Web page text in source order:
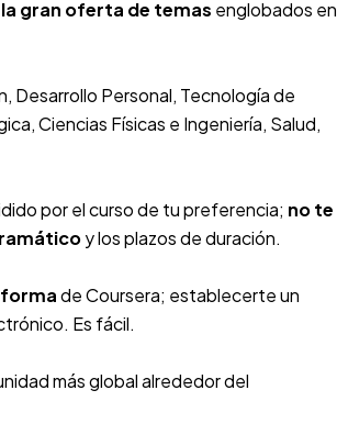
gran oferta de temas englobados en
Desarrollo Personal, Tecnología de
Ciencias Físicas e Ingeniería, Salud,
por el curso de tu preferencia; no te
y los plazos de duración.
de Coursera; establecerte un
Es fácil.
más global alrededor del